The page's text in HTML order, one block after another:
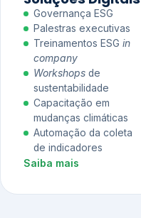
Governança ESG
Palestras executivas
Treinamentos ESG in
company
Workshops de
sustentabilidade
Capacitação em
mudanças climáticas
Automação da coleta
de indicadores
Saiba mais